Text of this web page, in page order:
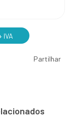
IVA
Partilhar